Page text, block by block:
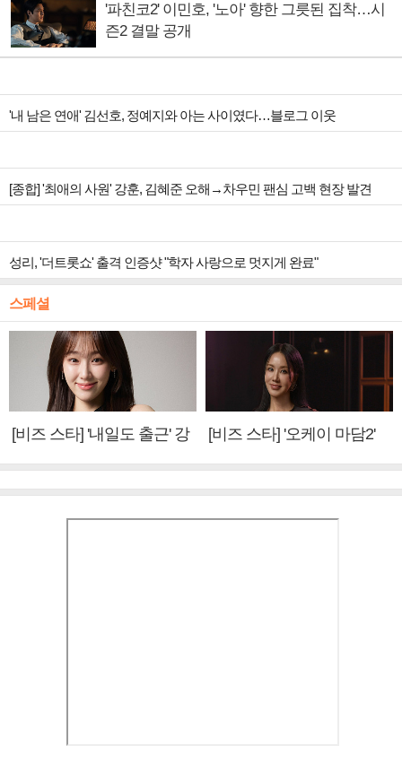
'파친코2' 이민호, '노아' 향한 그릇된 집착…시
즌2 결말 공개
'내 남은 연애' 김선호, 정예지와 아는 사이였다…블로그 이웃
[종합] '최애의 사원' 강훈, 김혜준 오해→차우민 팬심 고백 현장 발견
성리, '더트롯쇼' 출격 인증샷 "학자 사랑으로 멋지게 완료"
스페셜
[비즈 스타] '내일도 출근' 강
[비즈 스타] '오케이 마담2'